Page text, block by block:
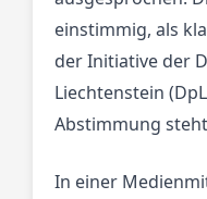
einstimmig, als
der Initiative der
Liechtenstein
Abstimmung
In einer